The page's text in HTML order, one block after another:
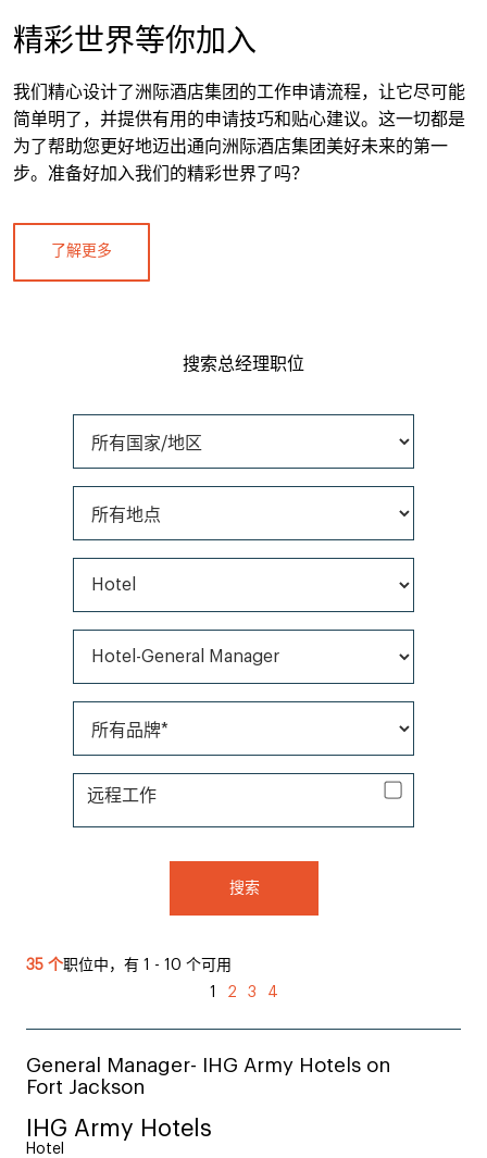
精彩世界等你加入
我们精心设计了洲际酒店集团的工作申请流程，让它尽可能
简单明了，并提供有用的申请技巧和贴心建议。这一切都是
为了帮助您更好地迈出通向洲际酒店集团美好未来的第一
步。准备好加入我们的精彩世界了吗？
了解更多
搜索总经理职位
所有国家/地区
所有地点
所有品牌*
远程工作
远程工作
搜索
35 个职位中，有 1 - 10 个可用
1
2 3 4
General Manager- IHG Army Hotels on
Fort Jackson
IHG Army Hotels
Hotel